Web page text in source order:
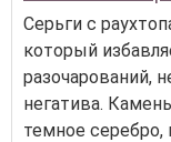
Серьги с
который
разочарований,
негатива.
темное